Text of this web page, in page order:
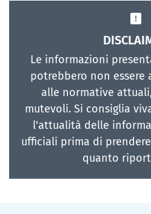
Le informazioni
potrebbero non essere
alle normative
mutevoli. Si consiglia
l'attualità delle
ufficiali prima di
quanto